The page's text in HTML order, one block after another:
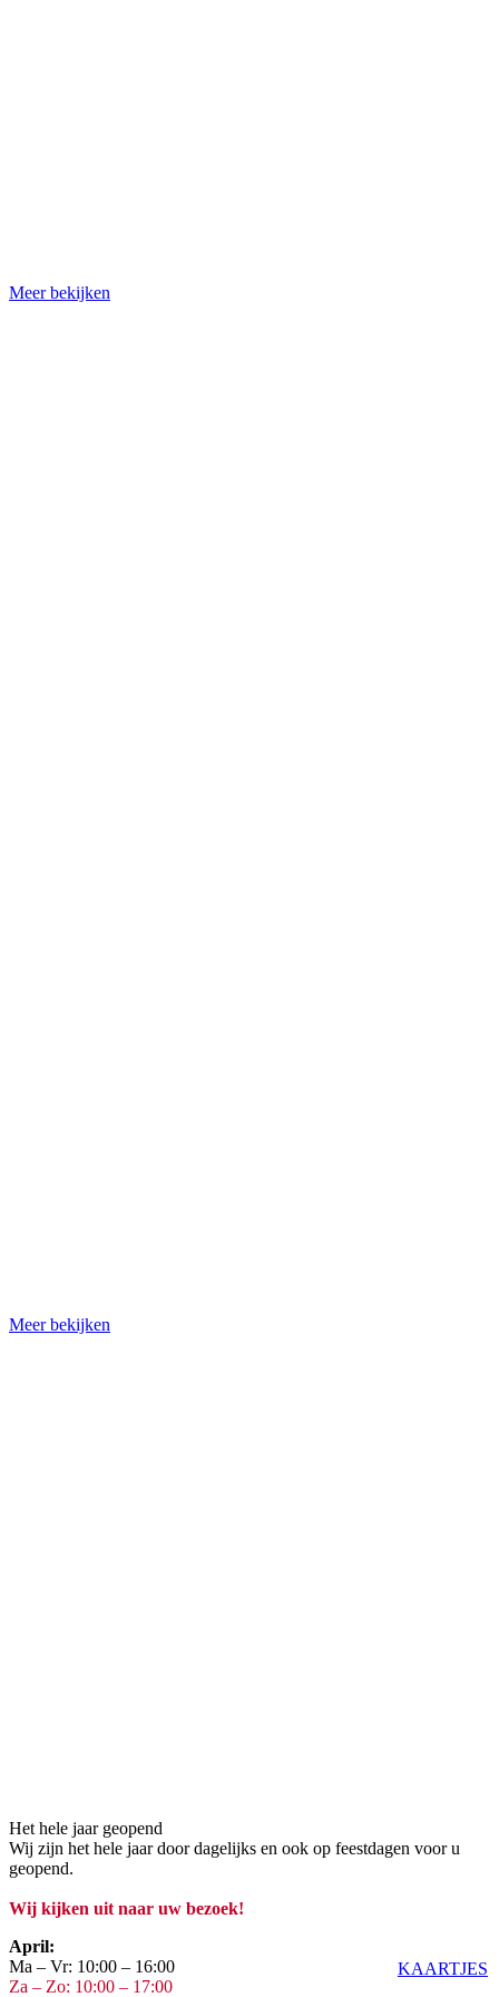
Meer bekijken
Meer bekijken
Het hele jaar geopend
Wij zijn het hele jaar door dagelijks en ook op feestdagen voor u
geopend.
Wij kijken uit naar uw bezoek!
April:
Ma – Vr: 10:00 – 16:00
Za – Zo: 10:00 – 17:00
KAARTJES